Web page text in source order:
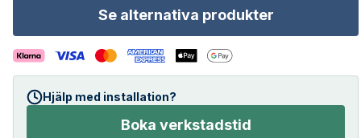
Se alternativa produkter
Hjälp med installation?
Boka verkstadstid